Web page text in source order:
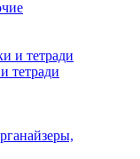
тетради